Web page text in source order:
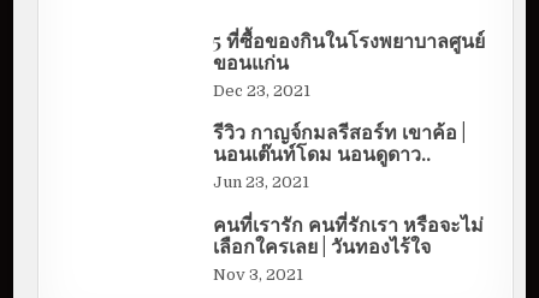
5 ที่ซื้อของกินในโรงพยาบาลศูนย์
ขอนแก่น
Dec 23, 2021
รีวิว กาญจ์กมลรีสอร์ท เขาค้อ |
นอนเต๊นท์โดม นอนดูดาว..
Jun 23, 2021
คนที่เรารัก คนที่รักเรา หรือจะไม่
เลือกใครเลย | วันทองไร้ใจ
Nov 3, 2021